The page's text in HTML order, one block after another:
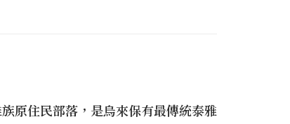
原住民部落，是烏來保有最傳統泰雅